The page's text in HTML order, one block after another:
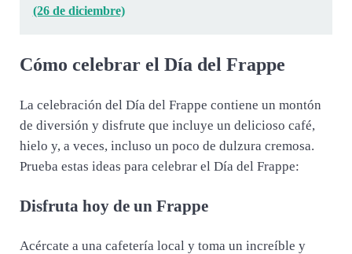
(26 de diciembre)
Cómo celebrar el Día del Frappe
La celebración del Día del Frappe contiene un montón
de diversión y disfrute que incluye un delicioso café,
hielo y, a veces, incluso un poco de dulzura cremosa.
Prueba estas ideas para celebrar el Día del Frappe:
Disfruta hoy de un Frappe
Acércate a una cafetería local y toma un increíble y